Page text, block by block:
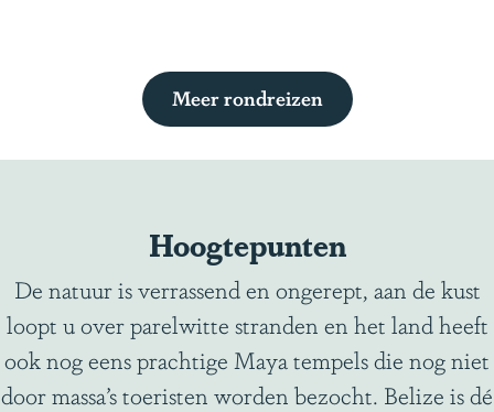
G
e
m
a
l
Meer rondreizen
Hoogtepunten
De natuur is verrassend en ongerept, aan de kust
loopt u over parelwitte stranden en het land heeft
ook nog eens prachtige Maya tempels die nog niet
door massa’s toeristen worden bezocht. Belize is dé